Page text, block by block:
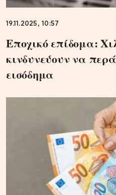
19.11.2025, 10:57
Εποχικό επίδομα:
κινδυνεύουν να
εισόδημα